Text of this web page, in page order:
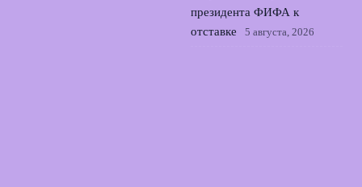
президента ФИФА к
отставке
5 августа, 2026